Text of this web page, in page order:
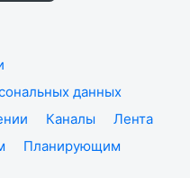
данных
Каналы
Лента
Планирующим